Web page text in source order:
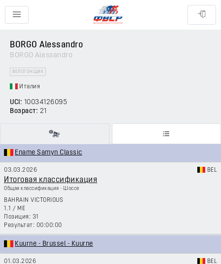
BORGO Alessandro
BORGO Alessandro
ВЕЛОГОНЩИК
Италия
UCI: 10034126095
Возраст: 21
Ename Samyn Classic
03.03.2026 BEL
Итоговая классификация
Общая классификация - Шоссе
BAHRAIN VICTORIOUS
1.1 / ME
31
00:00:00
Kuurne - Brussel - Kuurne
01.03.2026 BEL